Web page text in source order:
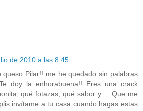
de 2010 a las 8:45
queso Pilar!! me he quedado sin palabras
doy la enhorabuena!! Eres una crack
qué fotazas, qué sabor y ... Que me
invítame a tu casa cuando hagas estas